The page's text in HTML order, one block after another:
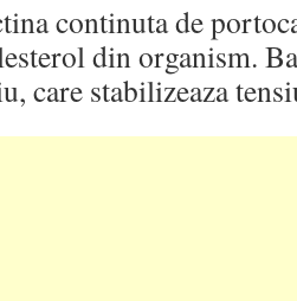
continuta de
din organism.
care stabilizeaza